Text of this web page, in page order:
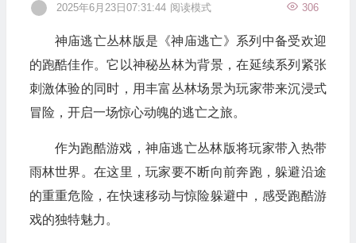
2025年6月23日07:31:44 306
阅读模式
神庙逃亡丛林版是《神庙逃亡》系列中备受欢迎
的跑酷佳作。它以神秘丛林为背景，在延续系列紧张
刺激体验的同时，用丰富丛林场景为玩家带来沉浸式
冒险，开启一场惊心动魄的逃亡之旅。
作为跑酷游戏，神庙逃亡丛林版将玩家带入热带
雨林世界。在这里，玩家要不断向前奔跑，躲避沿途
的重重危险，在快速移动与惊险躲避中，感受跑酷游
戏的独特魅力。